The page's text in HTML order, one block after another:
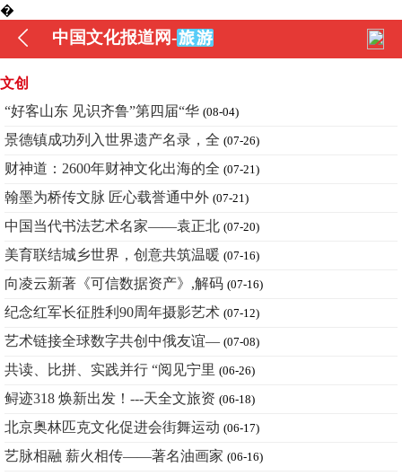
�
中国文化报道网-
文创
“好客山东 见识齐鲁”第四届“华 (08-04)
景德镇成功列入世界遗产名录，全 (07-26)
财神道：2600年财神文化出海的全 (07-21)
翰墨为桥传文脉 匠心载誉通中外 (07-21)
中国当代书法艺术名家——袁正北 (07-20)
美育联结城乡世界，创意共筑温暖 (07-16)
向凌云新著《可信数据资产》,解码 (07-16)
纪念红军长征胜利90周年摄影艺术 (07-12)
艺术链接全球数字共创中俄友谊— (07-08)
共读、比拼、实践并行 “阅见宁里 (06-26)
鲟迹318 焕新出发！---天全文旅资 (06-18)
北京奥林匹克文化促进会街舞运动 (06-17)
艺脉相融 薪火相传——著名油画家 (06-16)